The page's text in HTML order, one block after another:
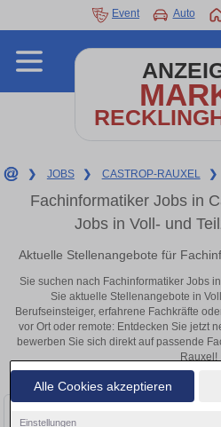
Alle Cookies akzeptieren
Einstellungen
Event Auto
❯ JOBS ❯ CASTROP-RAUXEL ❯
Fachinformatiker Jobs in
Jobs in Voll- und
Aktuelle Stellenangebote für
Sie suchen nach Fachinformatiker Jobs
Sie aktuelle Stellenangebote in
Berufseinsteiger, erfahrene Fachkräfte
vor Ort oder remote: Entdecken Sie jetzt
bewerben Sie sich direkt auf passende
Rauxel!